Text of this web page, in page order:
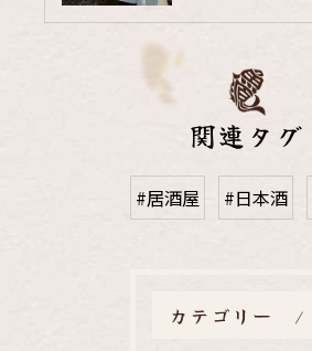
関連タグ
#居酒屋 #日本酒
カテゴリー